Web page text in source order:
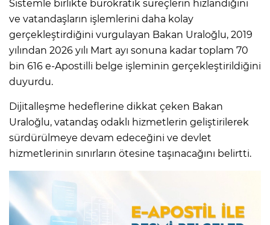
Sistemle birlikte bürokratik süreçlerin hızlandığını
ve vatandaşların işlemlerini daha kolay
gerçekleştirdiğini vurgulayan Bakan Uraloğlu, 2019
yılından 2026 yılı Mart ayı sonuna kadar toplam 70
bin 616 e-Apostilli belge işleminin gerçekleştirildiğini
duyurdu.
Dijitalleşme hedeflerine dikkat çeken Bakan
Uraloğlu, vatandaş odaklı hizmetlerin geliştirilerek
sürdürülmeye devam edeceğini ve devlet
hizmetlerinin sınırların ötesine taşınacağını belirtti.